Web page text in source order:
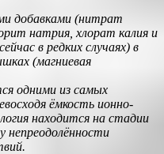
добавками (нитрат
натрия, хлорат калия и
в редких случаях) в
(магниевая
одними из самых
ёмкость ионно-
находится на стадии
непреодолённости